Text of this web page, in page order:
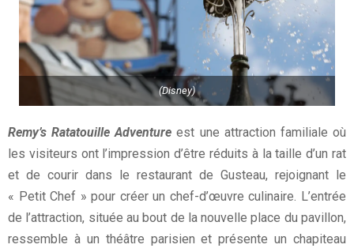
(Disney)
Remy’s Ratatouille Adventure est une attraction familiale où
les visiteurs ont l’impression d’être réduits à la taille d’un rat
et de courir dans le restaurant de Gusteau, rejoignant le
« Petit Chef » pour créer un chef-d’œuvre culinaire. L’entrée
de l’attraction, située au bout de la nouvelle place du pavillon,
ressemble à un théâtre parisien et présente un chapiteau